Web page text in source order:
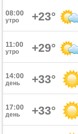
08:00
утро +23°
11:00
утро +29°
14:00
день +33°
17:00
день +33°